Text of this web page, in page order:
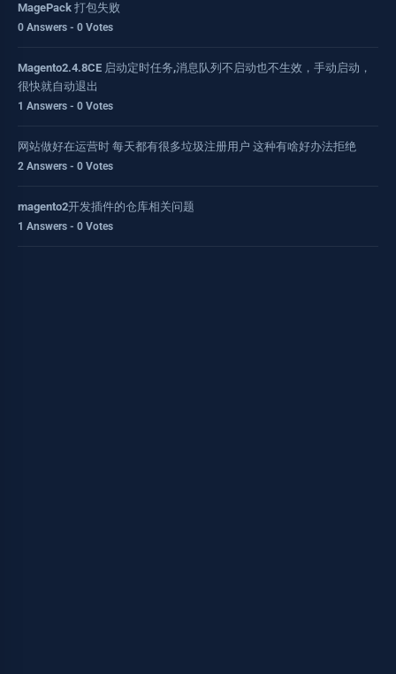
MagePack 打包失败
0 Answers - 0 Votes
Magento2.4.8CE 启动定时任务,消息队列不启动也不生效，手动启动，
很快就自动退出
1 Answers - 0 Votes
网站做好在运营时 每天都有很多垃圾注册用户 这种有啥好办法拒绝
2 Answers - 0 Votes
magento2开发插件的仓库相关问题
1 Answers - 0 Votes